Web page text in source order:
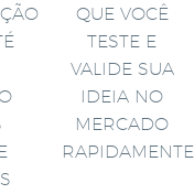
QUE VOCÊ
TESTE E
VALIDE SUA
IDEIA NO
MERCADO
RAPIDAMENTE.